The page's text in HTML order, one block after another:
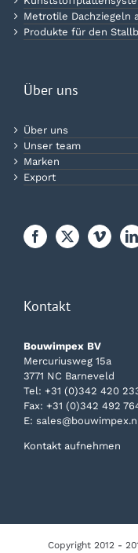
Metrotile Dachziegeln
Produkte für den
Über uns
Über uns
Unser team
Marken
Export
Kontakt
Bouwimpex BV
Mercuriusweg 15a
3771 NC Barneveld
Tel: +31 (0)342 420
Fax: +31 (0)342 492
E:
Kontakt aufnehmen
Copyright 2012 -